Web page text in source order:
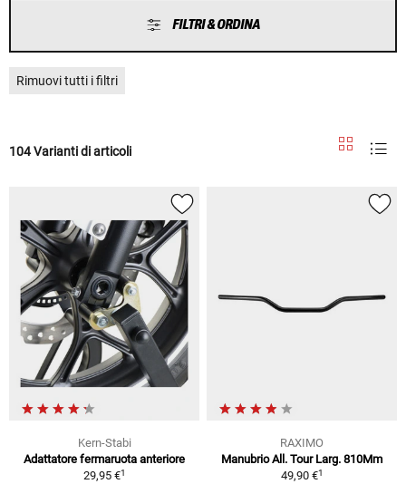
FILTRI & ORDINA
Rimuovi tutti i filtri
104 Varianti di articoli
Kern-Stabi
Adattatore fermaruota anteriore
29,95 €1
RAXIMO
Manubrio All. Tour Larg. 810Mm
49,90 €1